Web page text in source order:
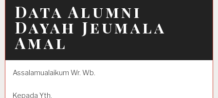
Data Alumni
Dayah Jeumala
Amal
Assalamualaikum Wr. Wb.
Kepada Yth.